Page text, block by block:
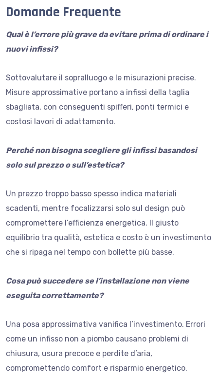
Domande Frequente
Qual è l’errore più grave da evitare prima di ordinare i
nuovi infissi?
Sottovalutare il sopralluogo e le misurazioni precise.
Misure approssimative portano a infissi della taglia
sbagliata, con conseguenti spifferi, ponti termici e
costosi lavori di adattamento.
Perché non bisogna scegliere gli infissi basandosi
solo sul prezzo o sull’estetica?
Un prezzo troppo basso spesso indica materiali
scadenti, mentre focalizzarsi solo sul design può
compromettere l’efficienza energetica. Il giusto
equilibrio tra qualità, estetica e costo è un investimento
che si ripaga nel tempo con bollette più basse.
Cosa può succedere se l’installazione non viene
eseguita correttamente?
Una posa approssimativa vanifica l’investimento. Errori
come un infisso non a piombo causano problemi di
chiusura, usura precoce e perdite d’aria,
compromettendo comfort e risparmio energetico.